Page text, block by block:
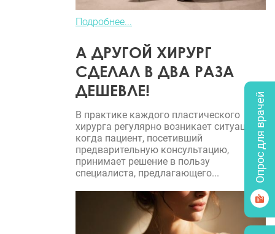
Подробнее...
А ДРУГОЙ ХИРУРГ
СДЕЛАЛ В ДВА РАЗА
ДЕШЕВЛЕ!
В практике каждого пластического
хирурга регулярно возникает ситуация,
когда пациент, посетивший
предварительную консультацию,
принимает решение в пользу
специалиста, предлагающего...
Опрос для врачей